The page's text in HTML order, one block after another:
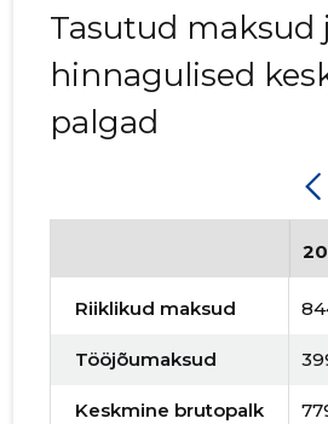
Tasutud maksud
hinnagulised
palgad
Riiklikud maksud
Tööjõumaksud
Keskmine brutopalk